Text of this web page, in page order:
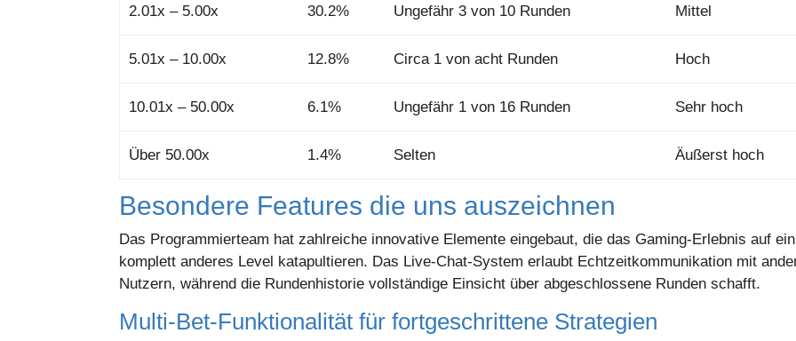
2.01x – 5.00x 30.2% Ungefähr 3 von 10 Runden Mittel
5.01x – 10.00x 12.8% Circa 1 von acht Runden Hoch
10.01x – 50.00x 6.1% Ungefähr 1 von 16 Runden Sehr hoch
Über 50.00x 1.4% Selten Äußerst hoch
Besondere Features die uns auszeichnen
Das Programmierteam hat zahlreiche innovative Elemente eingebaut, die das Gaming-Erlebnis auf ein
komplett anderes Level katapultieren. Das Live-Chat-System erlaubt Echtzeitkommunikation mit
Nutzern, während die Rundenhistorie vollständige Einsicht über abgeschlossene Runden schafft.
Multi-Bet-Funktionalität für fortgeschrittene Strategien